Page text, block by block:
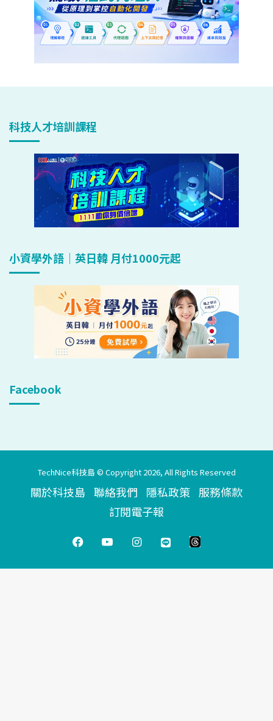
科技人才培訓課程
小資學外語｜英日韓 月付1000元起
Facebook
TechNice科技島 © Copyright 2026, All Rights Reserved
關於科技島 聯絡我們 隱私政策 服務條款
訂閱電子報